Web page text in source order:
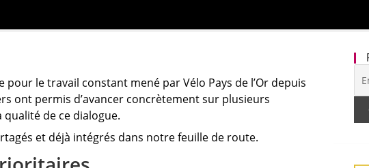
le travail constant mené par Vélo Pays de l’Or depuis
ont permis d’avancer concrètement sur plusieurs
de ce dialogue.
et déjà intégrés dans notre feuille de route.